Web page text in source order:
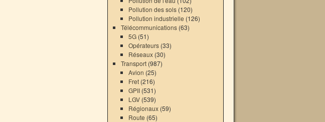
Pollution des sols (120)
Pollution industrielle (126)
Télécommunications(63)
5G (51)
Opérateurs (33)
Réseaux (30)
Transport(987)
Avion (25)
Fret (216)
GPII (531)
LGV (539)
Régionaux (59)
Route (65)